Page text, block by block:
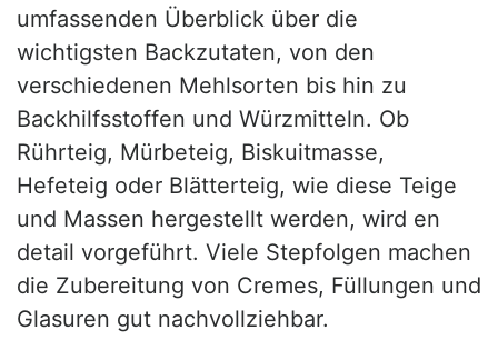
umfassenden Überblick über die
wichtigsten Backzutaten, von den
verschiedenen Mehlsorten bis hin zu
Backhilfsstoffen und Würzmitteln. Ob
Rührteig, Mürbeteig, Biskuitmasse,
Hefeteig oder Blätterteig, wie diese Teige
und Massen hergestellt werden, wird en
detail vorgeführt. Viele Stepfolgen machen
die Zubereitung von Cremes, Füllungen und
Glasuren gut nachvollziehbar.